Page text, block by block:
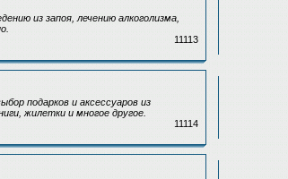
из запоя, лечению алкоголизма,
11113
подарков и аксессуаров из
жилетки и многое другое.
11114